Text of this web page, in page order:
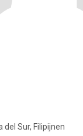
del Sur, Filipijnen